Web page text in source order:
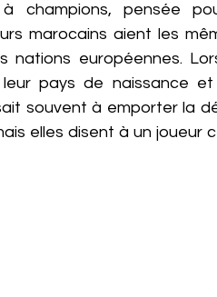
champions, pensée
marocains aient les
nations européennes.
pays de naissance
souvent à emporter la
elles disent à un joueur